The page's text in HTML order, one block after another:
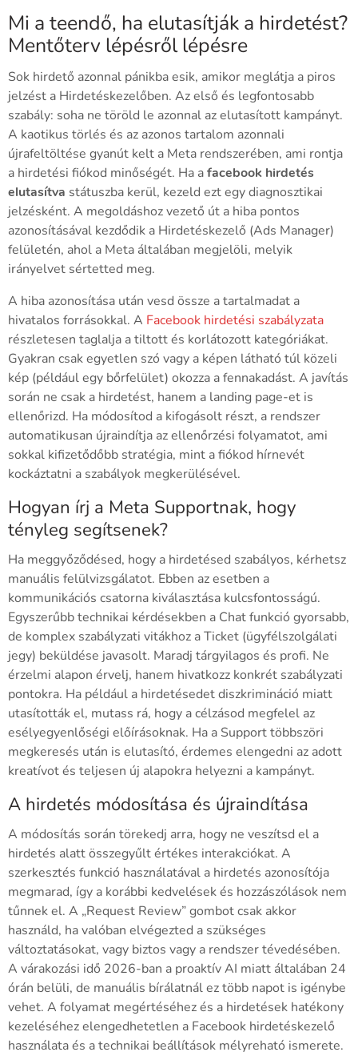
Mi a teendő, ha elutasítják a hirdetést?
Mentőterv lépésről lépésre
Sok hirdető azonnal pánikba esik, amikor meglátja a piros
jelzést a Hirdetéskezelőben. Az első és legfontosabb
szabály: soha ne töröld le azonnal az elutasított kampányt.
A kaotikus törlés és az azonos tartalom azonnali
újrafeltöltése gyanút kelt a Meta rendszerében, ami rontja
a hirdetési fiókod minőségét. Ha afacebook hirdetés
elutasítva státuszba kerül, kezeld ezt egy diagnosztikai
jelzésként. A megoldáshoz vezető út a hiba pontos
azonosításával kezdődik a Hirdetéskezelő (Ads Manager)
felületén, ahol a Meta általában megjelöli, melyik
irányelvet sértetted meg.
A hiba azonosítása után vesd össze a tartalmadat a
hivatalos forrásokkal. A Facebook hirdetési szabályzata
részletesen taglalja a tiltott és korlátozott kategóriákat.
Gyakran csak egyetlen szó vagy a képen látható túl közeli
kép (például egy bőrfelület) okozza a fennakadást. A javítás
során ne csak a hirdetést, hanem a landing page-et is
ellenőrizd. Ha módosítod a kifogásolt részt, a rendszer
automatikusan újraindítja az ellenőrzési folyamatot, ami
sokkal kifizetődőbb stratégia, mint a fiókod hírnevét
kockáztatni a szabályok megkerülésével.
Hogyan írj a Meta Supportnak, hogy
tényleg segítsenek?
Ha meggyőződésed, hogy a hirdetésed szabályos, kérhetsz
manuális felülvizsgálatot. Ebben az esetben a
kommunikációs csatorna kiválasztása kulcsfontosságú.
Egyszerűbb technikai kérdésekben a Chat funkció gyorsabb,
de komplex szabályzati vitákhoz a Ticket (ügyfélszolgálati
jegy) beküldése javasolt. Maradj tárgyilagos és profi. Ne
érzelmi alapon érvelj, hanem hivatkozz konkrét szabályzati
pontokra. Ha például a hirdetésedet diszkrimináció miatt
utasították el, mutass rá, hogy a célzásod megfelel az
esélyegyenlőségi előírásoknak. Ha a Support többszöri
megkeresés után is elutasító, érdemes elengedni az adott
kreatívot és teljesen új alapokra helyezni a kampányt.
A hirdetés módosítása és újraindítása
A módosítás során törekedj arra, hogy ne veszítsd el a
hirdetés alatt összegyűlt értékes interakciókat. A
szerkesztés funkció használatával a hirdetés azonosítója
megmarad, így a korábbi kedvelések és hozzászólások nem
tűnnek el. A „Request Review” gombot csak akkor
használd, ha valóban elvégezted a szükséges
változtatásokat, vagy biztos vagy a rendszer tévedésében.
A várakozási idő 2026-ban a proaktív AI miatt általában 24
órán belüli, de manuális bírálatnál ez több napot is igénybe
vehet. A folyamat megértéséhez és a hirdetések hatékony
kezeléséhez elengedhetetlen a Facebook hirdetéskezelő
használata és a technikai beállítások mélyreható ismerete.